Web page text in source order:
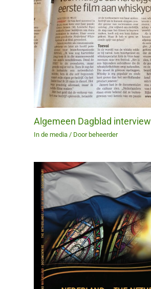
Algemeen Dagblad interview
In de media/ Door beheerder